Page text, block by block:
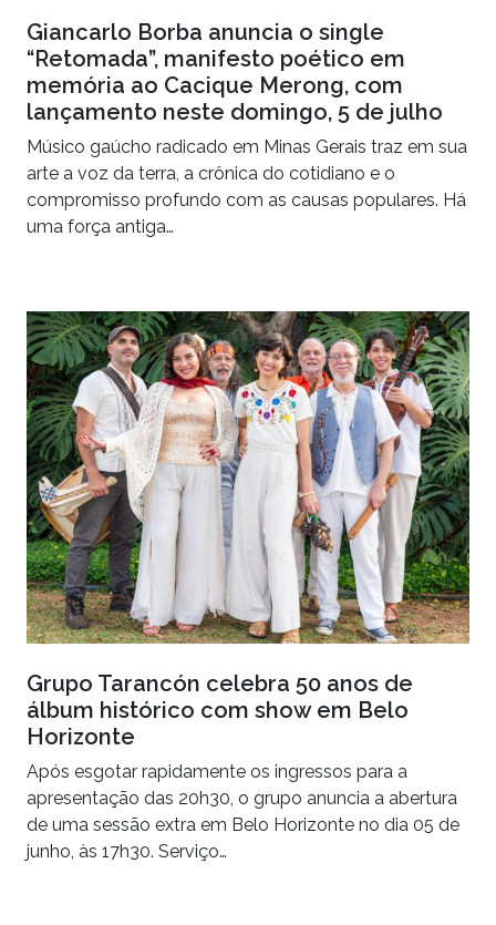
Giancarlo Borba anuncia o single
“Retomada”, manifesto poético em
memória ao Cacique Merong, com
lançamento neste domingo, 5 de julho
Músico gaúcho radicado em Minas Gerais traz em sua
arte a voz da terra, a crônica do cotidiano e o
compromisso profundo com as causas populares. Há
uma força antiga…
Grupo Tarancón celebra 50 anos de
álbum histórico com show em Belo
Horizonte
Após esgotar rapidamente os ingressos para a
apresentação das 20h30, o grupo anuncia a abertura
de uma sessão extra em Belo Horizonte no dia 05 de
junho, às 17h30. Serviço…